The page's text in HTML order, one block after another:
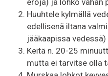
eroja) ja lohko vähän
Huuhtele kylmällä
edellisenä iltana
jääkaapissa vedessä)
Keitä n. 20-25
mutta ei tarvitse olla